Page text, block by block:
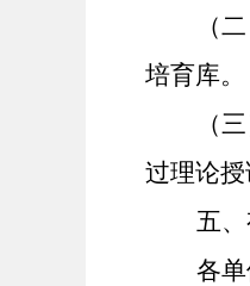
（
培育库。
（
过理论
五、
各